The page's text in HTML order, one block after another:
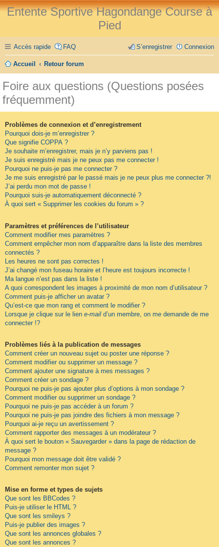
Entente Sportive Hagondange Course à
Pied
Accès rapide FAQ Connexion
S’enregistrer
Accueil Retour forum
Foire aux questions (Questions posées
fréquemment)
Problèmes de connexion et d’enregistrement
Pourquoi dois-je m’enregistrer ?
Que signifie COPPA ?
Je souhaite m’enregistrer, mais je n’y parviens pas !
Je suis enregistré mais je ne peux pas me connecter !
Pourquoi ne puis-je pas me connecter ?
Je me suis enregistré par le passé mais je ne peux plus me connecter ?!
J’ai perdu mon mot de passe !
Pourquoi suis-je automatiquement déconnecté ?
À quoi sert « Supprimer les cookies du forum » ?
Paramètres et préférences de l’utilisateur
Comment modifier mes paramètres ?
Comment empêcher mon nom d’apparaître dans la liste des membres
connectés ?
Les heures ne sont pas correctes !
J’ai changé mon fuseau horaire et l’heure est toujours incorrecte !
Ma langue n’est pas dans la liste !
A quoi correspondent les images à proximité de mon nom d’utilisateur ?
Comment puis-je afficher un avatar ?
Qu’est-ce que mon rang et comment le modifier ?
Lorsque je clique sur le lien e-mail d’un membre, on me demande de me
connecter !?
Problèmes liés à la publication de messages
Comment créer un nouveau sujet ou poster une réponse ?
Comment modifier ou supprimer un message ?
Comment ajouter une signature à mes messages ?
Comment créer un sondage ?
Pourquoi ne puis-je pas ajouter plus d’options à mon sondage ?
Comment modifier ou supprimer un sondage ?
Pourquoi ne puis-je pas accéder à un forum ?
Pourquoi ne puis-je pas joindre des fichiers à mon message ?
Pourquoi ai-je reçu un avertissement ?
Comment rapporter des messages à un modérateur ?
À quoi sert le bouton « Sauvegarder » dans la page de rédaction de
message ?
Pourquoi mon message doit être validé ?
Comment remonter mon sujet ?
Mise en forme et types de sujets
Que sont les BBCodes ?
Puis-je utiliser le HTML ?
Que sont les smileys ?
Puis-je publier des images ?
Que sont les annonces globales ?
Que sont les annonces ?